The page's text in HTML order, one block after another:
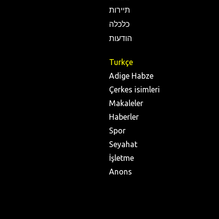
תיירות
כלכלה
הודעות
Turkçe
Adige Habze
Çerkes isimleri
Makaleler
Haberler
Spor
Seyahat
İşletme
Anons